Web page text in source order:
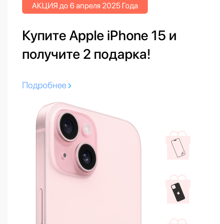
АКЦИЯ до 6 апреля 2025 Года
Купите Apple iPhone 15 и
получите 2 подарка!
Подробнее